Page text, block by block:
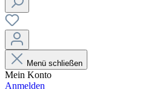
Menü schließen
Mein Konto
Anmelden